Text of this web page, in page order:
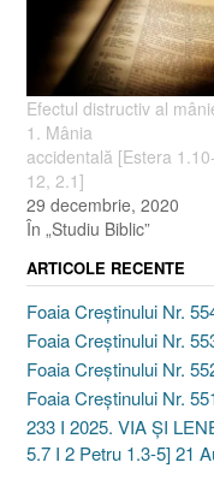
Efectul distructiv al
1. Mânia
accidentală [Estera 1.10-
12, 2.1]
29 decembrie, 2020
În „Studiu Biblic”
ARTICOLE RECENTE
Foaia Creștinului Nr.
Foaia Creștinului Nr.
Foaia Creștinului Nr.
Foaia Creștinului Nr.
233 I 2025. VIA ȘI
5.7 I 2 Petru 1.3-5] 21